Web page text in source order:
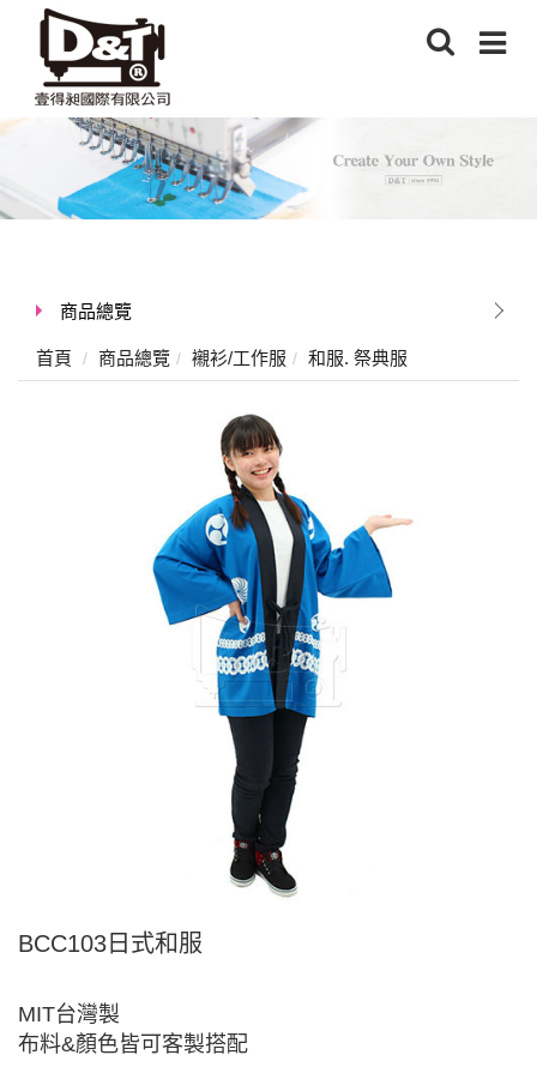
商品總覽
首頁 商品總覽 襯衫/工作服 和服. 祭典服
BCC103日式和服
MIT台灣製
布料&顏色皆可客製搭配